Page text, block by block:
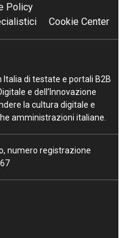
Policy
Cookie Center
Italia di testate e portali B2B
e dell’Innovazione
la cultura digitale e
amministrazioni italiane.
numero registrazione